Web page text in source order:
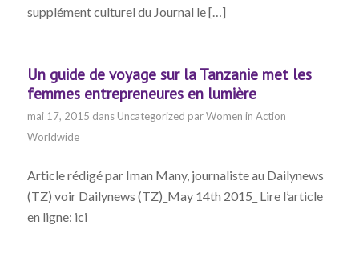
supplément culturel du Journal le […]
Un guide de voyage sur la Tanzanie met les
femmes entrepreneures en lumière
mai 17, 2015 dans Uncategorized parWomen in Action
Worldwide
Article rédigé par Iman Many, journaliste au Dailynews
(TZ) voir Dailynews (TZ)_May 14th 2015_ Lire l’article
en ligne: ici